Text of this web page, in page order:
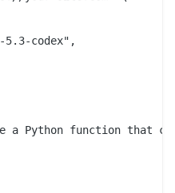
5.3-codex",
a Python function that